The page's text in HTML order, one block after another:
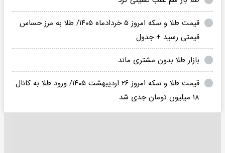
قیمت طلا و سکه امروز ۵ خردادماه ۱۴۰۵/ طلا به مرز حساس
قیمتی رسید + جدول
بازار طلا بدون مشتری ماند
قیمت طلا و سکه امروز ۲۶ اردیبهشت ۱۴۰۵/ ورود طلا به کانال
۱۸ میلیون تومان جدی شد